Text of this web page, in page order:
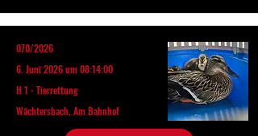
070/2026
6. Juni 2026 um 08:14:00
H 1 - Tierrettung
Wächtersbach, Am Bahnhof